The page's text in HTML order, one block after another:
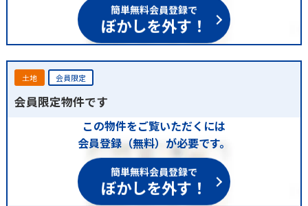
簡単無料会員登録で
ぼかしを外す！
土地 会員限定
会員限定物件です
この物件をご覧いただくには
会員登録（無料）が必要です。
簡単無料会員登録で
ぼかしを外す！